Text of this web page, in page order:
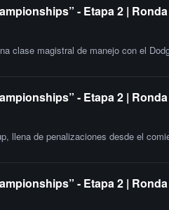
- Etapa 2 |
clase magistral de manejo con el
- Etapa 2 |
llena de penalizaciones desde el
- Etapa 2 |